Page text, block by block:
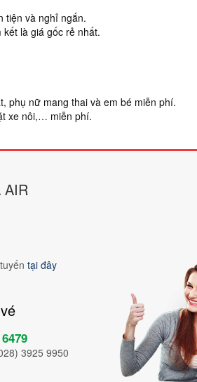
tiện và nghỉ ngắn.
kết là giá gốc rẻ nhất.
phụ nữ mang thai và em bé miễn phí.
xe nôi,… miễn phí.
AIR
tại đây
3925 9950